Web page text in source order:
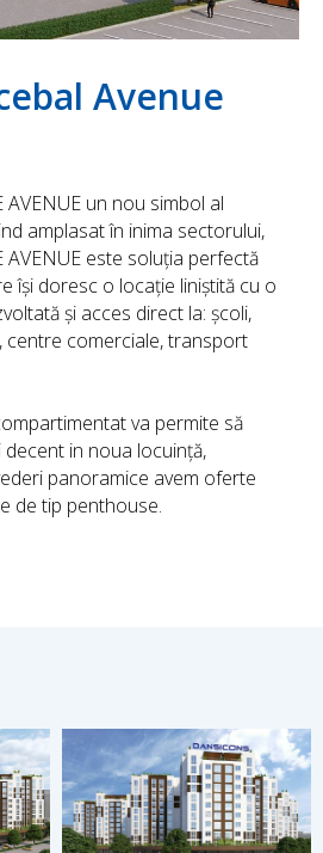
Avenue
AVENUE un nou simbol al
amplasat în inima sectorului,
AVENUE este soluția perfectă
își doresc o locație liniștită cu o
și acces direct la: școli,
centre comerciale, transport
va permite să
in noua locuință,
panoramice avem oferte
de tip penthouse.